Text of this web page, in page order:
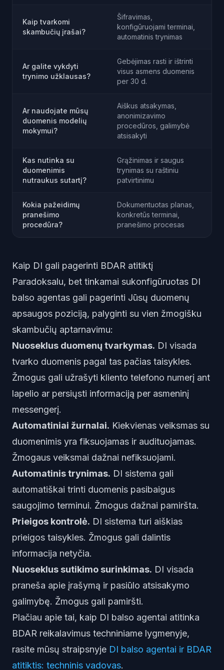
Kaip tvarkomi
skambučių įrašai?
Šifravimas,
konfigūruojami terminai,
automatinis trynimas
Ar galite vykdyti
trynimo užklausas?
Gebėjimas rasti ir ištrinti
visus asmens duomenis
per 30 d.
Ar naudojate mūsų
duomenis modelių
mokymui?
Aiškus atsakymas,
anonimizavimo
procedūros, galimybė
atsisakyti
Kas nutinka su
duomenimis
nutraukus sutartį?
Grąžinimas ir saugus
trynimas su raštiniu
patvirtinimu
Kokia pažeidimų
pranešimo
procedūra?
Dokumentuotas planas,
konkretūs terminai,
pranešimo procesas
Kaip DI gali pagerinti BDAR atitiktį
Paradoksalu, bet tinkamai sukonfigūruotas DI
balso agentas gali pagerinti Jūsų duomenų
apsaugos poziciją, palyginti su vien žmogišku
skambučių aptarnavimu:
Nuoseklus duomenų tvarkymas. DI visada
tvarko duomenis pagal tas pačias taisykles.
Žmogus gali užrašyti kliento telefono numerį ant
lapelio ar persiųsti informaciją per asmeninį
messengerį.
Automatiniai žurnalai. Kiekvienas veiksmas su
duomenimis yra fiksuojamas ir audituojamas.
Žmogaus veiksmai dažnai nefiksuojami.
Automatinis trynimas. DI sistema gali
automatiškai trinti duomenis pasibaigus
saugojimo terminui. Žmogus dažnai pamiršta.
Prieigos kontrolė. DI sistema turi aiškias
prieigos taisykles. Žmogus gali dalintis
informacija netyčia.
Nuoseklus sutikimo surinkimas. DI visada
praneša apie įrašymą ir pasiūlo atsisakymo
galimybę. Žmogus gali pamiršti.
Plačiau apie tai, kaip DI balso agentai atitinka
BDAR reikalavimus techniniame lygmenyje,
rasite mūsų straipsnyje DI balso agentai ir BDAR
atitiktis: techninis vadovas.